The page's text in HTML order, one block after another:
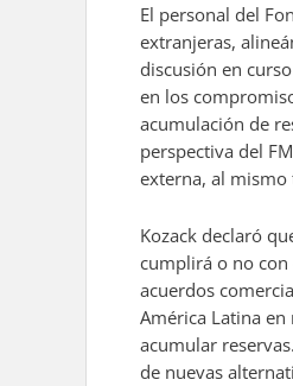
El personal del
extranjeras,
discusión en
en los
acumulación de
perspectiva del
externa, al
Kozack declaró
cumplirá o no con
acuerdos
América Latina
acumular
de nuevas